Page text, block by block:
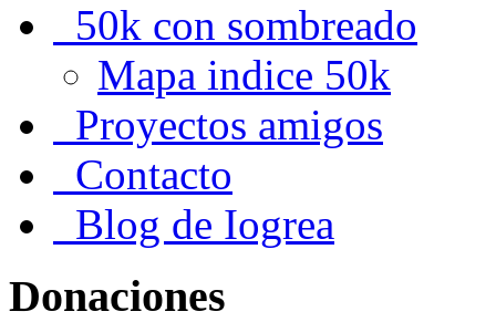
50k con sombreado
Mapa indice 50k
Proyectos amigos
Contacto
Blog de Iogrea
Donaciones